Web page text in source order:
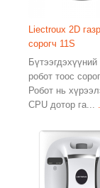
Liectroux 2D
сорогч 11S
робот тоос
Робот нь
CPU дотор га...